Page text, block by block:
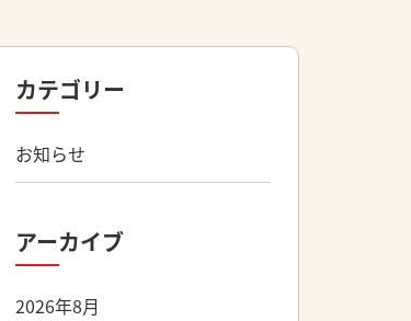
カテゴリー
お知らせ
アーカイブ
2026年8月